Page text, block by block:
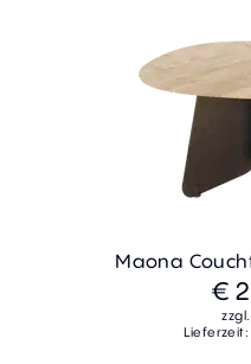
Maona
€
Lieferzeit: